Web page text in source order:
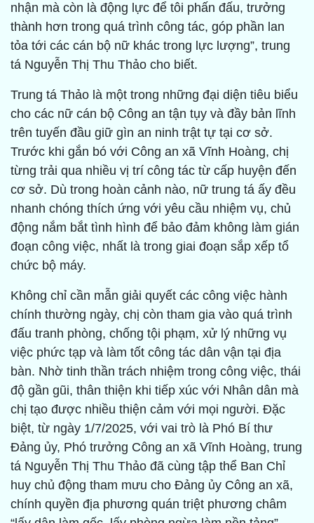
nhận mà còn là động lực để tôi phấn đấu, trưởng
thành hơn trong quá trình công tác, góp phần lan
tỏa tới các cán bộ nữ khác trong lực lượng”, trung
tá Nguyễn Thị Thu Thảo cho biết.
Trung tá Thảo là một trong những đại diện tiêu biểu
cho các nữ cán bộ Công an tận tụy và đầy bản lĩnh
trên tuyến đầu giữ gìn an ninh trật tự tại cơ sở.
Trước khi gắn bó với Công an xã Vĩnh Hoàng, chị
từng trải qua nhiều vị trí công tác từ cấp huyện đến
cơ sở. Dù trong hoàn cảnh nào, nữ trung tá ấy đều
nhanh chóng thích ứng với yêu cầu nhiệm vụ, chủ
động nắm bắt tình hình để bảo đảm không làm gián
đoạn công việc, nhất là trong giai đoạn sắp xếp tổ
chức bộ máy.
Không chỉ cần mẫn giải quyết các công việc hành
chính thường ngày, chị còn tham gia vào quá trình
đấu tranh phòng, chống tội phạm, xử lý những vụ
việc phức tạp và làm tốt công tác dân vận tại địa
bàn. Nhờ tinh thần trách nhiệm trong công việc, thái
độ gần gũi, thân thiện khi tiếp xúc với Nhân dân mà
chị tạo được nhiều thiện cảm với mọi người. Đặc
biệt, từ ngày 1/7/2025, với vai trò là Phó Bí thư
Đảng ủy, Phó trưởng Công an xã Vĩnh Hoàng, trung
tá Nguyễn Thị Thu Thảo đã cùng tập thể Ban Chỉ
huy chủ động tham mưu cho Đảng ủy Công an xã,
chính quyền địa phương quán triệt phương châm